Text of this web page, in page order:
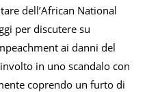
dell’African National
per discutere su
ai danni del
in uno scandalo con
coprendo un furto di